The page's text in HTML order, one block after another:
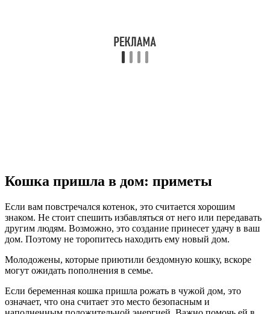
Кошка пришла в дом: приметы
Если вам повстречался котенок, это считается хорошим
знаком. Не стоит спешить избавляться от него или передавать
другим людям. Возможно, это создание принесет удачу в ваш
дом. Поэтому не торопитесь находить ему новый дом.
Молодожены, которые приютили бездомную кошку, вскоре
могут ожидать пополнения в семье.
Если беременная кошка пришла рожать в чужой дом, это
означает, что она считает это место безопасным и